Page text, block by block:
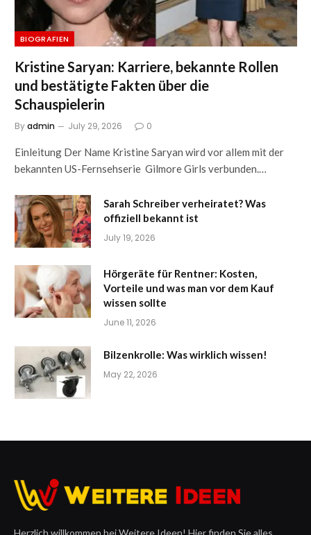
BIOGRAFIEN
Kristine Saryan: Karriere, bekannte Rollen
und bestätigte Fakten über die
Schauspielerin
Byadmin July 29, 2026 0
Einleitung Der Name Kristine Saryan wird vor allem mit der
bekannten US-Fernsehserie Gilmore Girls verbunden.…
Sarah Schreiber verheiratet? Was
offiziell bekannt ist
July 19, 2026
Hörgeräte für Rentner: Kosten,
Vorteile und was man vor dem Kauf
wissen sollte
June 11, 2026
Bilzenkrolle: Was wirklich wissen!
May 22, 2026
Herzlich willkommen bei Weitere Ideen! Hier finden Sie alles